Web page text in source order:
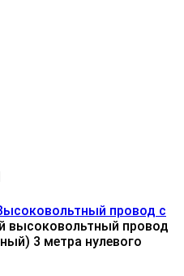
провод с
высоковольтный провод
3 метра нулевого